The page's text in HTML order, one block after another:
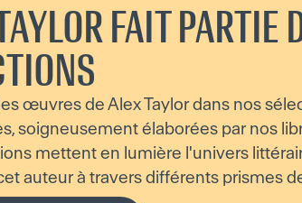
FAIT PARTIE
œuvres de Alex Taylor dans nos
soigneusement élaborées par nos
mettent en lumière l'univers
auteur à travers différents prismes